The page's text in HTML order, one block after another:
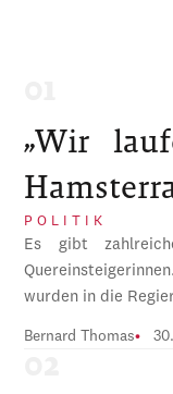
„Wir
POLITIK
Es gibt
wurden in die
Bernard Thomas